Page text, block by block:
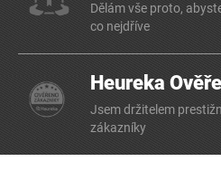
Dělám vše proto,
co nejdříve
Heureka
Jsem držitelem
zákazníky